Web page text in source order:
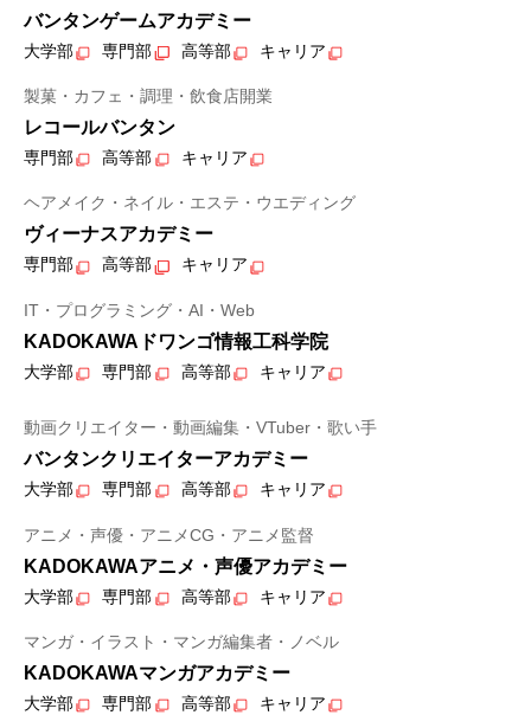
バンタンゲームアカデミー
大学部 専門部 高等部 キャリア
製菓・カフェ・調理・飲食店開業
レコールバンタン
専門部 高等部 キャリア
ヘアメイク・ネイル・エステ・ウエディング
ヴィーナスアカデミー
専門部 高等部 キャリア
IT・プログラミング・AI・Web
KADOKAWAドワンゴ情報工科学院
大学部 専門部 高等部 キャリア
動画クリエイター・動画編集・VTuber・歌い手
バンタンクリエイターアカデミー
大学部 専門部 高等部 キャリア
アニメ・声優・アニメCG・アニメ監督
KADOKAWAアニメ・声優アカデミー
大学部 専門部 高等部 キャリア
マンガ・イラスト・マンガ編集者・ノベル
KADOKAWAマンガアカデミー
大学部 専門部 高等部 キャリア